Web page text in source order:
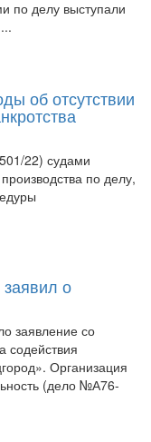
22) судами
по делу,
заявление со
Организация
(дело №А76-